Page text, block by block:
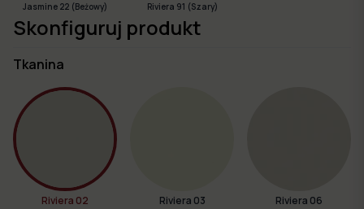
Jasmine 22 (Beżowy) Riviera 91 (Szary)
Skonfiguruj produkt
Tkanina
Riviera 02
Riviera 03
Riviera 06